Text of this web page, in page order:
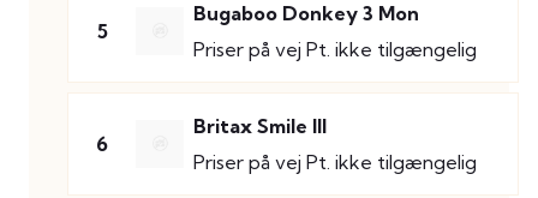
5
Bugaboo Donkey 3 Mon
Priser på vej Pt. ikke tilgængelig
6
Britax Smile III
Priser på vej Pt. ikke tilgængelig